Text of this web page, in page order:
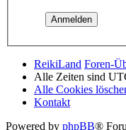
ReikiLand Foren-
Alle Zeiten sind
Alle Cookies
Kontakt
Powered by phpBB®